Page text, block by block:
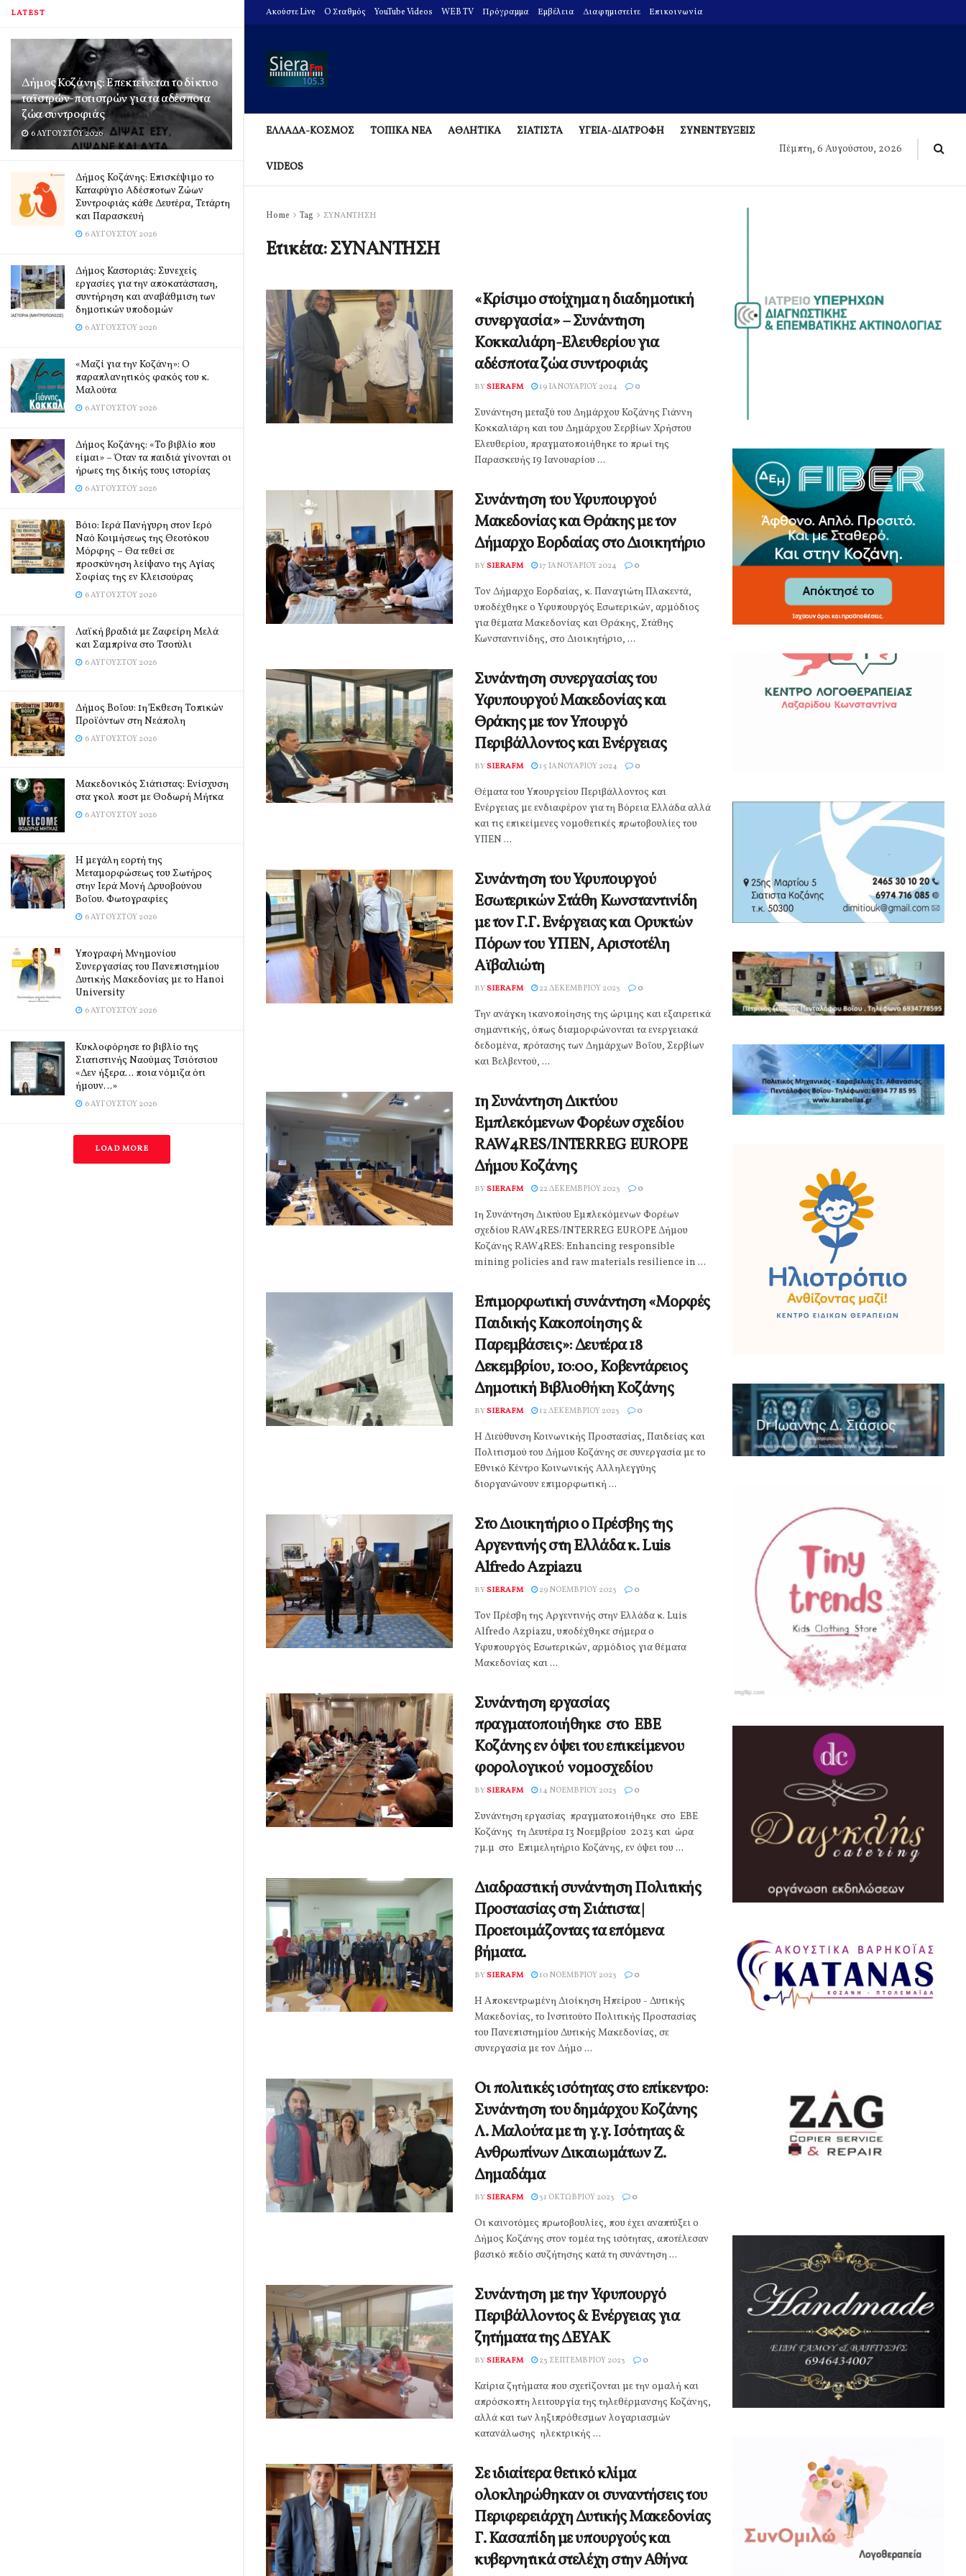
LATEST
Δήμος Κοζάνης: Επεκτείνεται το δίκτυο
ταϊστρών-ποτιστρών για τα αδέσποτα
ζώα συντροφιάς
6 ΑΥΓΟΎΣΤΟΥ 2026
Δήμος Κοζάνης: Επισκέψιμο το
Καταφύγιο Αδέσποτων Ζώων
Συντροφιάς κάθε Δευτέρα, Τετάρτη
και Παρασκευή
6 ΑΥΓΟΎΣΤΟΥ 2026
Δήμος Καστοριάς: Συνεχείς
εργασίες για την αποκατάσταση,
συντήρηση και αναβάθμιση των
δημοτικών υποδομών
6 ΑΥΓΟΎΣΤΟΥ 2026
«Μαζί για την Κοζάνη»: Ο
παραπλανητικός φακός του κ.
Μαλούτα
6 ΑΥΓΟΎΣΤΟΥ 2026
Δήμος Κοζάνης: «Το βιβλίο που
είμαι» – Όταν τα παιδιά γίνονται οι
ήρωες της δικής τους ιστορίας
6 ΑΥΓΟΎΣΤΟΥ 2026
Βόιο: Ιερά Πανήγυρη στον Ιερό
Ναό Κοιμήσεως της Θεοτόκου
Μόρφης – Θα τεθεί σε
προσκύνηση λείψανο της Αγίας
Σοφίας της εν Κλεισούρας
6 ΑΥΓΟΎΣΤΟΥ 2026
Λαϊκή βραδιά με Ζαφείρη Μελά
και Σαμπρίνα στο Τσοτύλι
6 ΑΥΓΟΎΣΤΟΥ 2026
Δήμος Βοΐου: 1η Έκθεση Τοπικών
Προϊόντων στη Νεάπολη
6 ΑΥΓΟΎΣΤΟΥ 2026
Μακεδονικός Σιάτιστας: Ενίσχυση
στα γκολ ποστ με Θοδωρή Μήτκα
6 ΑΥΓΟΎΣΤΟΥ 2026
Η μεγάλη εορτή της
Μεταμορφώσεως του Σωτήρος
στην Ιερά Μονή Δρυοβούνου
Βοΐου. Φωτογραφίες
6 ΑΥΓΟΎΣΤΟΥ 2026
Υπογραφή Μνημονίου
Συνεργασίας του Πανεπιστημίου
Δυτικής Μακεδονίας με το Hanoi
University
6 ΑΥΓΟΎΣΤΟΥ 2026
Κυκλοφόρησε το βιβλίο της
Σιατιστινής Ναούμας Τσιότσιου
«Δεν ήξερα… ποια νόμιζα ότι
ήμουν…»
6 ΑΥΓΟΎΣΤΟΥ 2026
LOAD MORE
Ακούστε Live O Σταθμός YouTube Videos WEB TV Πρόγραμμα Εμβέλεια Διαφημιστείτε Επικοινωνία
ΕΛΛΑΔΑ-ΚΟΣΜΟΣ ΤΟΠΙΚΑ ΝΕΑ ΑΘΛΗΤΙΚΑ ΣΙΑΤΙΣΤΑ ΥΓΕΙΑ-ΔΙΑΤΡΟΦΗ ΣΥΝΕΝΤΕΥΞΕΙΣ
VIDEOS
Πέμπτη, 6 Αυγούστου, 2026
Home Tag ΣΥΝΑΝΤΗΣΗ
Ετικέτα:ΣΥΝΑΝΤΗΣΗ
«Κρίσιμο στοίχημα η διαδημοτική
συνεργασία» – Συνάντηση
Κοκκαλιάρη-Ελευθερίου για
αδέσποτα ζώα συντροφιάς
BYSIERAFM 19 ΙΑΝΟΥΑΡΊΟΥ 2024 0
Συνάντηση μεταξύ του Δημάρχου Κοζάνης Γιάννη
Κοκκαλιάρη και του Δημάρχου Σερβίων Χρήστου
Ελευθερίου, πραγματοποιήθηκε το πρωί της
Παρασκευής 19 Ιανουαρίου ...
Συνάντηση του Υφυπουργού
Μακεδονίας και Θράκης με τον
Δήμαρχο Εορδαίας στο Διοικητήριο
BYSIERAFM 17 ΙΑΝΟΥΑΡΊΟΥ 2024 0
Τον Δήμαρχο Εορδαίας, κ. Παναγιώτη Πλακεντά,
υποδέχθηκε ο Υφυπουργός Εσωτερικών, αρμόδιος
για θέματα Μακεδονίας και Θράκης, Στάθης
Κωνσταντινίδης, στο Διοικητήριο, ...
Συνάντηση συνεργασίας του
Υφυπουργού Μακεδονίας και
Θράκης με τον Υπουργό
Περιβάλλοντος και Ενέργειας
BYSIERAFM 15 ΙΑΝΟΥΑΡΊΟΥ 2024 0
Θέματα του Υπουργείου Περιβάλλοντος και
Ενέργειας με ενδιαφέρον για τη Βόρεια Ελλάδα αλλά
και τις επικείμενες νομοθετικές πρωτοβουλίες του
ΥΠΕΝ ...
Συνάντηση του Υφυπουργού
Εσωτερικών Στάθη Κωνσταντινίδη
με τον Γ.Γ. Ενέργειας και Ορυκτών
Πόρων του ΥΠΕΝ, Αριστοτέλη
Αϊβαλιώτη
BYSIERAFM 22 ΔΕΚΕΜΒΡΊΟΥ 2023 0
Την ανάγκη ικανοποίησης της ώριμης και εξαιρετικά
σημαντικής, όπως διαμορφώνονται τα ενεργειακά
δεδομένα, πρότασης των Δημάρχων Βοΐου, Σερβίων
και Βελβεντού, ...
1η Συνάντηση Δικτύου
Εμπλεκόμενων Φορέων σχεδίου
RAW4RES/INTERREG EUROPE
Δήμου Κοζάνης
BYSIERAFM 22 ΔΕΚΕΜΒΡΊΟΥ 2023 0
1η Συνάντηση Δικτύου Εμπλεκόμενων Φορέων
σχεδίου RAW4RES/INTERREG EUROPE Δήμου
Κοζάνης RAW4RES: Enhancing responsible
mining policies and raw materials resilience in ...
Επιμορφωτική συνάντηση «Μορφές
Παιδικής Κακοποίησης &
Παρεμβάσεις»: Δευτέρα 18
Δεκεμβρίου, 10:00, Κοβεντάρειος
Δημοτική Βιβλιοθήκη Κοζάνης
BYSIERAFM 12 ΔΕΚΕΜΒΡΊΟΥ 2023 0
Η Διεύθυνση Κοινωνικής Προστασίας, Παιδείας και
Πολιτισμού του Δήμου Κοζάνης σε συνεργασία με το
Εθνικό Κέντρο Κοινωνικής Αλληλεγγύης
διοργανώνουν επιμορφωτική ...
Στο Διοικητήριο ο Πρέσβης της
Αργεντινής στη Ελλάδα κ. Luis
Alfredo Azpiazu
BYSIERAFM 29 ΝΟΕΜΒΡΊΟΥ 2023 0
Τον Πρέσβη της Αργεντινής στην Ελλάδα κ. Luis
Alfredo Azpiazu, υποδέχθηκε σήμερα ο
Υφυπουργός Εσωτερικών, αρμόδιος για θέματα
Μακεδονίας και ...
Συνάντηση εργασίας
πραγματοποιήθηκε στο ΕΒΕ
Κοζάνης εν όψει του επικείμενου
φορολογικού νομοσχεδίου
BYSIERAFM 14 ΝΟΕΜΒΡΊΟΥ 2023 0
Συνάντηση εργασίας πραγματοποιήθηκε στο ΕΒΕ
Κοζάνης τη Δευτέρα 13 Νοεμβρίου 2023 και ώρα
7μ.μ στο Επιμελητήριο Κοζάνης, εν όψει του ...
Διαδραστική συνάντηση Πολιτικής
Προστασίας στη Σιάτιστα |
Προετοιμάζοντας τα επόμενα
βήματα.
BYSIERAFM 10 ΝΟΕΜΒΡΊΟΥ 2023 0
Η Αποκεντρωμένη Διοίκηση Ηπείρου - Δυτικής
Μακεδονίας, το Ινστιτούτο Πολιτικής Προστασίας
του Πανεπιστημίου Δυτικής Μακεδονίας, σε
συνεργασία με τον Δήμο ...
Οι πολιτικές ισότητας στο επίκεντρο:
Συνάντηση του δημάρχου Κοζάνης
Λ. Μαλούτα με τη γ.γ. Ισότητας &
Ανθρωπίνων Δικαιωμάτων Ζ.
Δημαδάμα
BYSIERAFM 31 ΟΚΤΩΒΡΊΟΥ 2023 0
Οι καινοτόμες πρωτοβουλίες, που έχει αναπτύξει ο
Δήμος Κοζάνης στον τομέα της ισότητας, αποτέλεσαν
βασικό πεδίο συζήτησης κατά τη συνάντηση ...
Συνάντηση με την Υφυπουργό
Περιβάλλοντος & Ενέργειας για
ζητήματα της ΔΕΥΑΚ
BYSIERAFM 23 ΣΕΠΤΕΜΒΡΊΟΥ 2023 0
Καίρια ζητήματα που σχετίζονται με την ομαλή και
απρόσκοπτη λειτουργία της τηλεθέρμανσης Κοζάνης,
αλλά και των ληξιπρόθεσμων λογαριασμών
κατανάλωσης ηλεκτρικής ...
Σε ιδιαίτερα θετικό κλίμα
ολοκληρώθηκαν οι συναντήσεις του
Περιφερειάρχη Δυτικής Μακεδονίας
Γ. Κασαπίδη με υπουργούς και
κυβερνητικά στελέχη στην Αθήνα